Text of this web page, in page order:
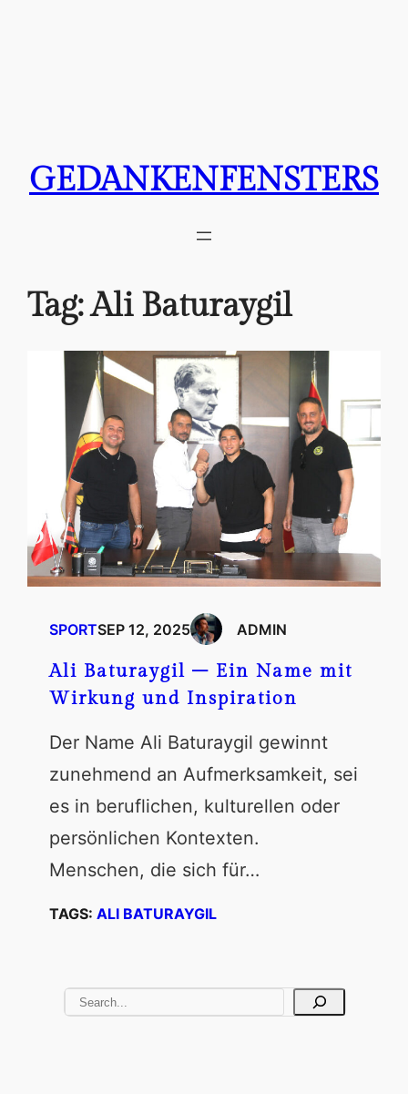
GEDANKENFENSTERS
Tag:Ali Baturaygil
SPORTSEP 12, 2025 ADMIN
Ali Baturaygil – Ein Name mit
Wirkung und Inspiration
Der Name Ali Baturaygil gewinnt
zunehmend an Aufmerksamkeit, sei
es in beruflichen, kulturellen oder
persönlichen Kontexten.
Menschen, die sich für…
TAGS: ALI BATURAYGIL